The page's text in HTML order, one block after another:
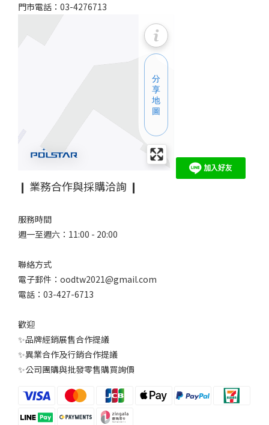
門市電話：03-4276713
❙ 業務合作與採購洽詢 ❙
服務時間
週一至週六：11:00 - 20:00
聯絡方式
電子郵件：oodtw2021@gmail.com
電話：03-427-6713
歡迎
✨品牌經銷展售合作提議
✨異業合作及行銷合作提議
✨公司團購與批發零售購買詢價